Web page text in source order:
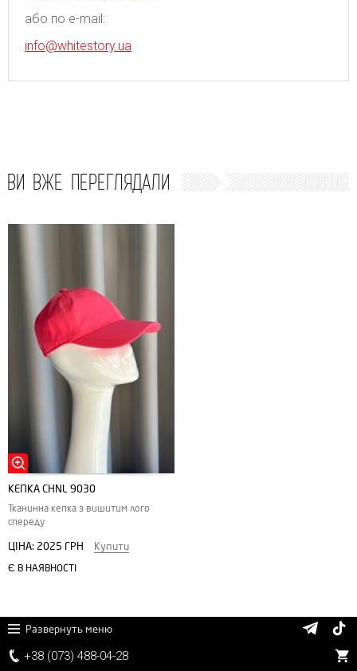
+38 (073) 488-04-28
або по e-mail:
info@whitestory.ua
ВИ ВЖЕ ПЕРЕГЛЯДАЛИ
КЕПКА CHNL 9030
Тканинна кепка з вишитим лого
спереду
ЦІНА: 2025 ГРН Купити
Є В НАЯВНОСТІ
Развернуть меню